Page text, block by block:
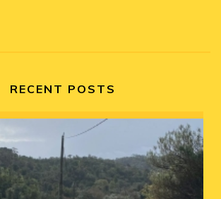
RECENT POSTS